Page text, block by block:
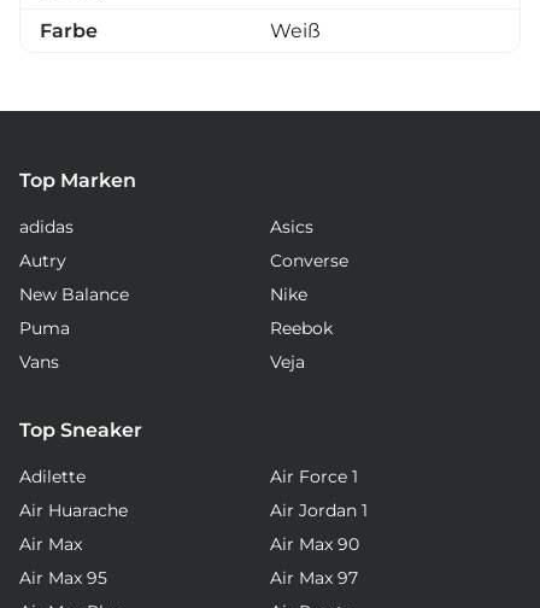
Farbe
Weiß
Top Marken
adidas
Asics
Autry
Converse
New Balance
Nike
Puma
Reebok
Vans
Veja
Top Sneaker
Adilette
Air Force 1
Air Huarache
Air Jordan 1
Air Max
Air Max 90
Air Max 95
Air Max 97